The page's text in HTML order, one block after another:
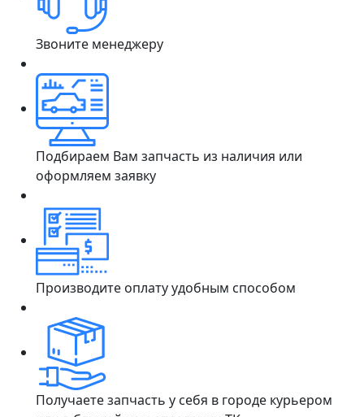
Звоните менеджеру
Подбираем Вам запчасть из наличия или
оформляем заявку
Производите оплату удобным способом
Получаете запчасть у себя в городе курьером